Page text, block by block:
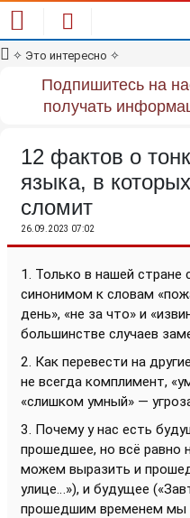
✧ Это интересно ✧
Подпишитесь на
получать
12 фактов о
языка, в
сломит
26.09.2023 07:02
1. Только в нашей стране
синонимом к словам
день», «не за что» и
большинстве случаев
2. Как перевести на
не всегда комплимент,
«слишком умный» —
3. Почему у нас есть
прошедшее, но всё
можем выразить и
улице…»), и будущее
прошедшим временем мы